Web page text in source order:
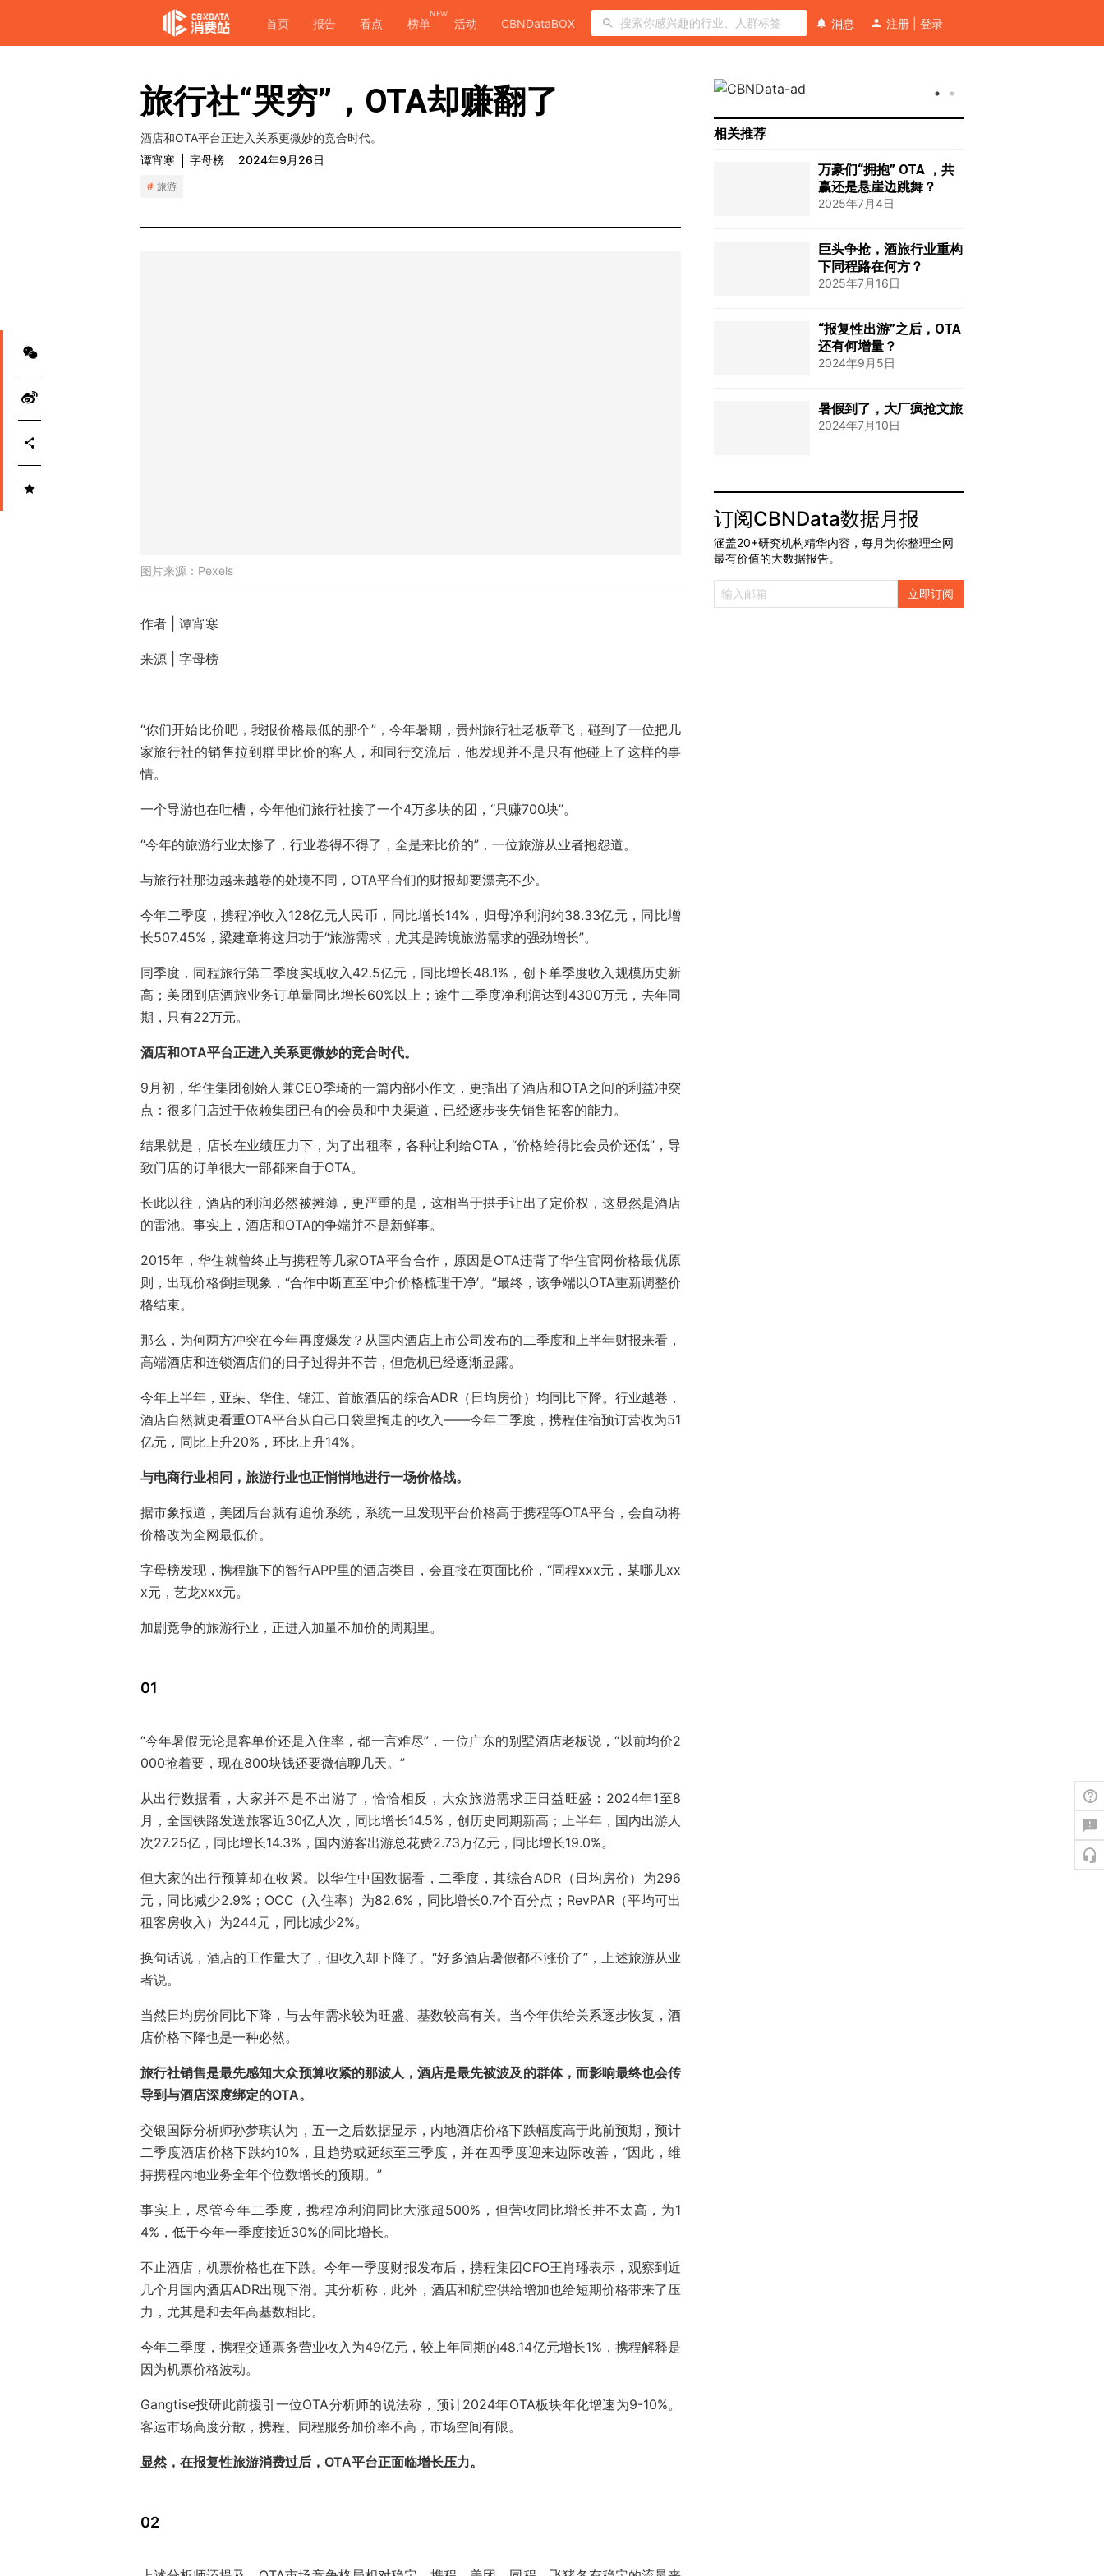
首页 报告 看点 榜单
NEW
活动 CBNDataBOX 消息 注册 登录
旅行社“哭穷”，OTA却赚翻了
酒店和OTA平台正进入关系更微妙的竞合时代。
谭宵寒
字母榜 2024年9月26日
旅游
图片来源： Pexels
作者 | 谭宵寒
来源 | 字母榜
“你们开始比价吧，我报价格最低的那个”，今年暑期，贵州旅行社老板章飞，碰到了一位把几
家旅行社的销售拉到群里比价的客人，和同行交流后，他发现并不是只有他碰上了这样的事
情。
一个导游也在吐槽，今年他们旅行社接了一个4万多块的团，“只赚700块”。
“今年的旅游行业太惨了，行业卷得不得了，全是来比价的”，一位旅游从业者抱怨道。
与旅行社那边越来越卷的处境不同，OTA平台们的财报却要漂亮不少。
今年二季度，携程净收入128亿元人民币，同比增长14%，归母净利润约38.33亿元，同比增
长507.45%，梁建章将这归功于“旅游需求，尤其是跨境旅游需求的强劲增长”。
同季度，同程旅行第二季度实现收入42.5亿元，同比增长48.1%，创下单季度收入规模历史新
高；美团到店酒旅业务订单量同比增长60%以上；途牛二季度净利润达到4300万元，去年同
期，只有22万元。
酒店和OTA平台正进入关系更微妙的竞合时代。
9月初，华住集团创始人兼CEO季琦的一篇内部小作文，更指出了酒店和OTA之间的利益冲突
点：很多门店过于依赖集团已有的会员和中央渠道，已经逐步丧失销售拓客的能力。
结果就是，店长在业绩压力下，为了出租率，各种让利给OTA，“价格给得比会员价还低”，导
致门店的订单很大一部都来自于OTA。
长此以往，酒店的利润必然被摊薄，更严重的是，这相当于拱手让出了定价权，这显然是酒店
的雷池。事实上，酒店和OTA的争端并不是新鲜事。
2015年，华住就曾终止与携程等几家OTA平台合作，原因是OTA违背了华住官网价格最优原
则，出现价格倒挂现象，“合作中断直至‘中介价格梳理干净’。”最终，该争端以OTA重新调整价
格结束。
那么，为何两方冲突在今年再度爆发？从国内酒店上市公司发布的二季度和上半年财报来看，
高端酒店和连锁酒店们的日子过得并不苦，但危机已经逐渐显露。
今年上半年，亚朵、华住、锦江、首旅酒店的综合ADR（日均房价）均同比下降。行业越卷，
酒店自然就更看重OTA平台从自己口袋里掏走的收入——今年二季度，携程住宿预订营收为51
亿元，同比上升20%，环比上升14%。
与电商行业相同，旅游行业也正悄悄地进行一场价格战。
据市象报道，美团后台就有追价系统，系统一旦发现平台价格高于携程等OTA平台，会自动将
价格改为全网最低价。
字母榜发现，携程旗下的智行APP里的酒店类目，会直接在页面比价，“同程xxx元，某哪儿xx
x元，艺龙xxx元。
加剧竞争的旅游行业，正进入加量不加价的周期里。
01
“今年暑假无论是客单价还是入住率，都一言难尽”，一位广东的别墅酒店老板说，“以前均价2
000抢着要，现在800块钱还要微信聊几天。”
从出行数据看，大家并不是不出游了，恰恰相反，大众旅游需求正日益旺盛：2024年1至8
月，全国铁路发送旅客近30亿人次，同比增长14.5%，创历史同期新高；上半年，国内出游人
次27.25亿，同比增长14.3%，国内游客出游总花费2.73万亿元，同比增长19.0%。
但大家的出行预算却在收紧。以华住中国数据看，二季度，其综合ADR（日均房价）为296
元，同比减少2.9%；OCC（入住率）为82.6%，同比增长0.7个百分点；RevPAR（平均可出
租客房收入）为244元，同比减少2%。
换句话说，酒店的工作量大了，但收入却下降了。“好多酒店暑假都不涨价了”，上述旅游从业
者说。
当然日均房价同比下降，与去年需求较为旺盛、基数较高有关。当今年供给关系逐步恢复，酒
店价格下降也是一种必然。
旅行社销售是最先感知大众预算收紧的那波人，酒店是最先被波及的群体，而影响最终也会传
导到与酒店深度绑定的OTA。
交银国际分析师孙梦琪认为，五一之后数据显示，内地酒店价格下跌幅度高于此前预期，预计
二季度酒店价格下跌约10%，且趋势或延续至三季度，并在四季度迎来边际改善，“因此，维
持携程内地业务全年个位数增长的预期。”
事实上，尽管今年二季度，携程净利润同比大涨超500%，但营收同比增长并不太高，为1
4%，低于今年一季度接近30%的同比增长。
不止酒店，机票价格也在下跌。今年一季度财报发布后，携程集团CFO王肖璠表示，观察到近
几个月国内酒店ADR出现下滑。其分析称，此外，酒店和航空供给增加也给短期价格带来了压
力，尤其是和去年高基数相比。
今年二季度，携程交通票务营业收入为49亿元，较上年同期的48.14亿元增长1%，携程解释是
因为机票价格波动。
Gangtise投研此前援引一位OTA分析师的说法称，预计2024年OTA板块年化增速为9-10%。
客运市场高度分散，携程、同程服务加价率不高，市场空间有限。
显然，在报复性旅游消费过后，OTA平台正面临增长压力。
02
相关推荐
万豪们“拥抱” OTA ，共
赢还是悬崖边跳舞？
2025年7月4日
巨头争抢，酒旅行业重构
下同程路在何方？
2025年7月16日
“报复性出游”之后，OTA
还有何增量？
2024年9月5日
暑假到了，大厂疯抢文旅
2024年7月10日
订阅CBNData数据月报
涵盖20+研究机构精华内容，每月为你整理全网
最有价值的大数据报告。
立即订阅